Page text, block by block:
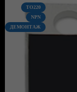
TO220
NPN
ДЕМОНТАЖ